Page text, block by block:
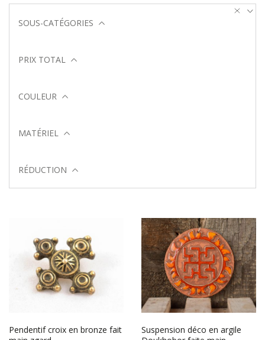
SOUS-CATÉGORIES
PRIX TOTAL
COULEUR
MATÉRIEL
RÉDUCTION
Pendentif croix en bronze fait
Suspension déco en argile